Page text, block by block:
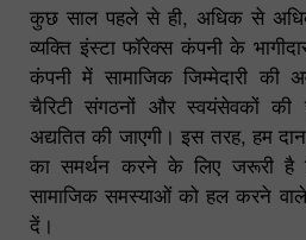
कुछ साल पहले से ही, अधिक से
व्यक्ति इंस्टा फॉरेक्स कंपनी के
कंपनी में सामाजिक जिम्मेदारी की
चैरिटी संगठनों और स्वयंसेवकों की
अद्यतित की जाएगी। इस तरह, हम
का समर्थन करने के लिए जरूरी है
सामाजिक समस्याओं को हल करने वाले
दें।